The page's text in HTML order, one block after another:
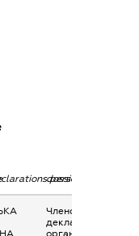
Членство суб’єкта
декларування в
організаціях та їх